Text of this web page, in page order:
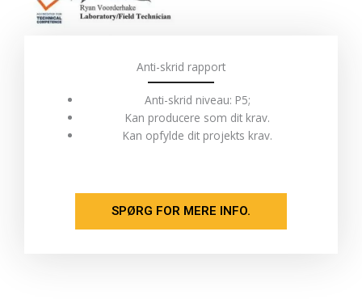
Anti-skrid rapport
Anti-skrid niveau: P5;
Kan producere som dit krav.
Kan opfylde dit projekts krav.
SPØRG FOR MERE INFO.